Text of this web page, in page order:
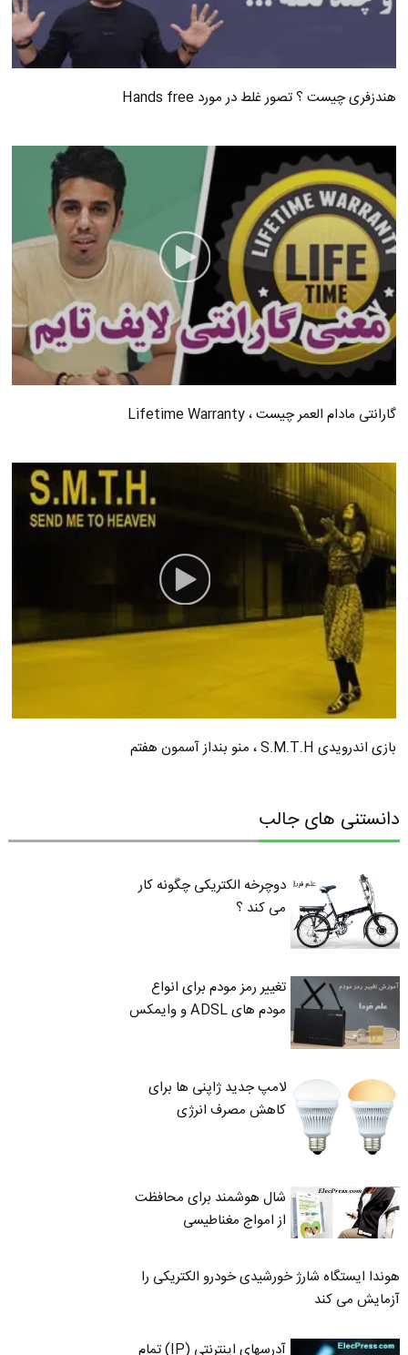
هندزفری چیست ؟ تصور غلط در مورد Hands free
گارانتی مادام العمر چیست ، Lifetime Warranty
بازی اندرویدی S.M.T.H ، منو بنداز آسمون هفتم
دانستنی های جالب
دوچرخه الکتریکی چگونه کار
می کند ؟
تغییر رمز مودم برای انواع
مودم های ADSL و وایمکس
لامپ جدید ژاپنی ها برای
کاهش مصرف انرژی
شال هوشمند برای محافظت
از امواج مغناطیسی
هوندا ایستگاه شارژ خورشیدی خودرو الکتریکی را
آزمایش می کند
آدرسهای اینترنتی (IP) تمام